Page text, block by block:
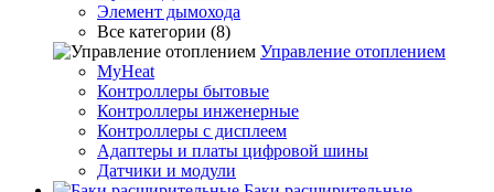
Элемент дымохода
Все категории (8)
Управление отоплением
MyHeat
Контроллеры бытовые
Контроллеры инженерные
Контроллеры с дисплеем
Адаптеры и платы цифровой шины
Датчики и модули